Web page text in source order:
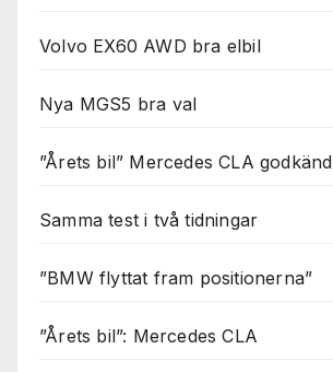
Volvo EX60 AWD bra elbil
Nya MGS5 bra val
”Årets bil” Mercedes CLA godkänd
Samma test i två tidningar
”BMW flyttat fram positionerna”
”Årets bil”: Mercedes CLA